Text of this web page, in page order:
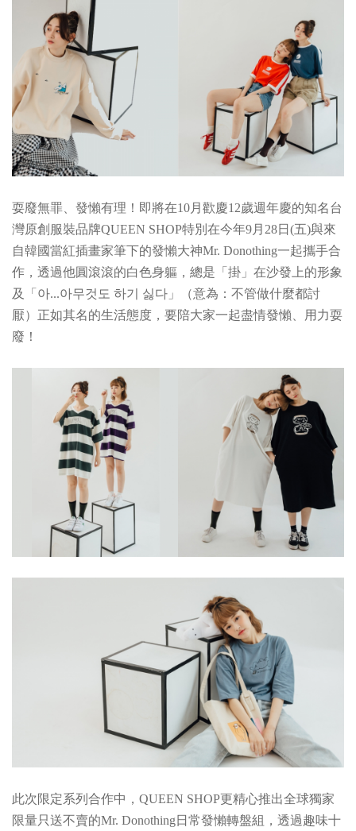
耍廢無罪、發懶有理！即將在10月歡慶12歲週年慶的知名台
灣原創服裝品牌QUEEN SHOP特別在今年9月28日(五)與來
自韓國當紅插畫家筆下的發懶大神Mr. Donothing一起攜手合
作，透過他圓滾滾的白色身軀，總是「掛」在沙發上的形象
及「아...아무것도 하기 싫다」（意為：不管做什麼都討
厭）正如其名的生活態度，要陪大家一起盡情發懶、用力耍
廢！
此次限定系列合作中，QUEEN SHOP更精心推出全球獨家
限量只送不賣的Mr. Donothing 日常發懶轉盤組，透過趣味十